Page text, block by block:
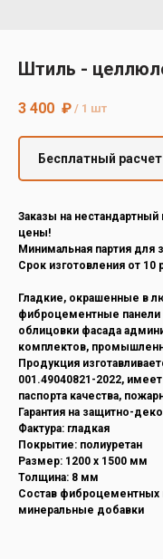
Штиль -
3 400 ₽ / 1 шт
Бесплатный расчет
Заказы на
цены!
Минимальная партия для
Срок изготовления от 10
Гладкие, окрашенные в
фиброцементные
облицовки фасада
комплектов,
Продукция
001.49040821-2022,
паспорта качества,
Гарантия на защитно-
Фактура: гладкая
Покрытие: полиуретан
Размер: 1200 х 1500 мм
Толщина: 8 мм
Состав фиброцементных
минеральные добавки